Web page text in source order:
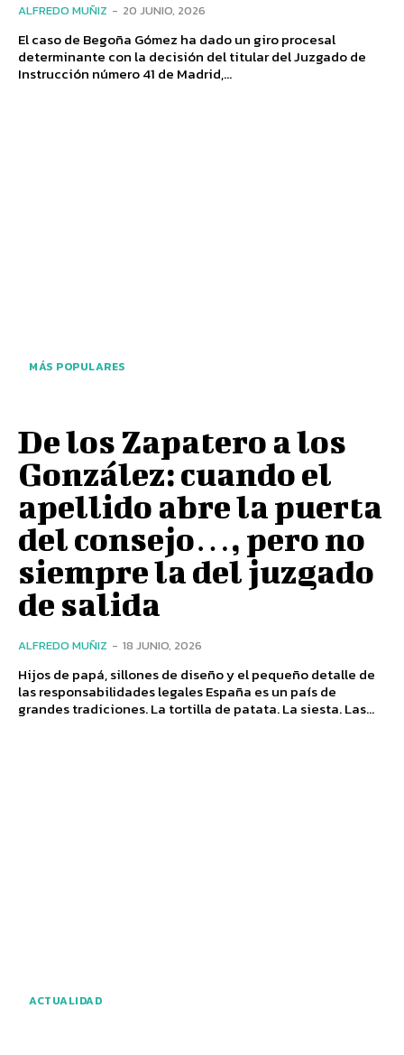
ALFREDO MUÑIZ - 20 JUNIO, 2026
El caso de Begoña Gómez ha dado un giro procesal
determinante con la decisión del titular del Juzgado de
Instrucción número 41 de Madrid,...
MÁS POPULARES
De los Zapatero a los
González: cuando el
apellido abre la puerta
del consejo…, pero no
siempre la del juzgado
de salida
ALFREDO MUÑIZ - 18 JUNIO, 2026
Hijos de papá, sillones de diseño y el pequeño detalle de
las responsabilidades legales España es un país de
grandes tradiciones. La tortilla de patata. La siesta. Las...
ACTUALIDAD